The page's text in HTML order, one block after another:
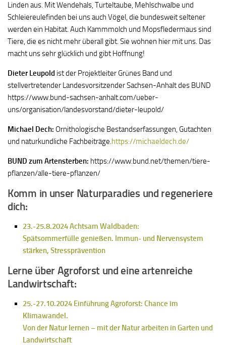
Linden aus. Mit Wendehals, Turteltaube, Mehlschwalbe und
Schleiereulefinden bei uns auch Vögel, die bundesweit seltener
werden ein Habitat. Auch Kammmolch und Mopsfledermaus sind
Tiere, die es nicht mehr überall gibt. Sie wohnen hier mit uns. Das
macht uns sehr glücklich und gibt Hoffnung!
Dieter Leupold ist der Projektleiter Grünes Band und
stellvertretender Landesvorsitzender Sachsen-Anhalt des BUND
https://www.bund-sachsen-anhalt.com/ueber-
uns/organisation/landesvorstand/dieter-leupold/
Michael Dech: Ornithologische Bestandserfassungen, Gutachten
und naturkundliche Fachbeiträge.https://michaeldech.de/
BUND zum Artensterben: https://www.bund.net/themen/tiere-
pflanzen/alle-tiere-pflanzen/
Komm in unser Naturparadies und regeneriere
dich:
23.-25.8.2024 Achtsam Waldbaden:
Spätsommerfülle genießen. Immun- und Nervensystem
stärken, Stressprävention
Lerne über Agroforst und eine artenreiche
Landwirtschaft:
25.-27.10.2024 Einführung Agroforst: Chance im
Klimawandel.
Von der Natur lernen – mit der Natur arbeiten in Garten und
Landwirtschaft